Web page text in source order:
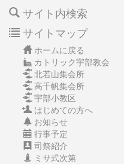
サイト内検索
サイトマップ
ホームに戻る
カトリック宇部教会
北若山集会所
高千帆集会所
宇部小教区
はじめての方へ
お知らせ
行事予定
司祭紹介
ミサ式次第